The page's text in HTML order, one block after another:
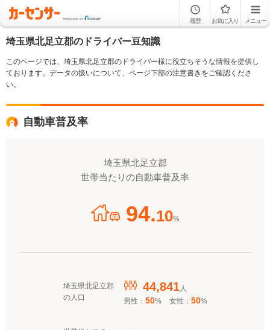
履歴 お気に入り メニュー
埼玉県北足立郡のドライバー豆知識
このページでは、埼玉県北足立郡のドライバー様に役立ちそうな情報を提供し
ております。データの扱いについて、ページ下部の注意書きをご確認くださ
い。
自動車普及率
埼玉県北足立郡
世帯当たりの自動車普及率
94.10%
埼玉県北足立郡
の人口
44,841人
男性： 50% 女性： 50%